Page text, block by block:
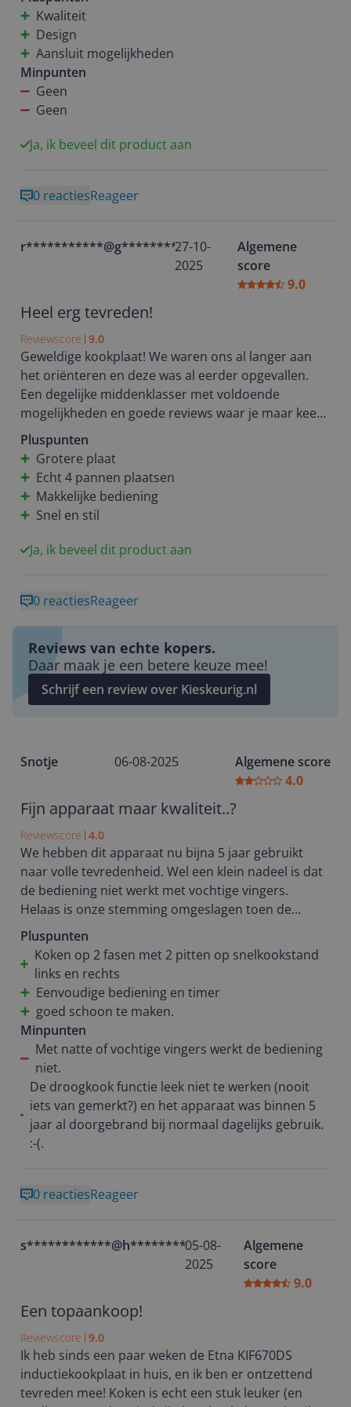
zin (of mogelijkheid) heeft om de meterkast te
verbouwen, is deze ETNA echt een aanrader. Hij
bewijst dat je ook op 220 volt prima inductie kunt
koken zonder in te leveren op comfort.
Kortom: praktisch, snel, stil en mooi. Precies wat ik
Kwaliteit
Design
Aansluit mogelijkheden
Minpunten
Geen
Geen
Ja, ik beveel dit product aan
0 reactiesReageer
r***********@g********27-10-
2025
Algemene
score
9.0
Heel erg tevreden!
Reviewscore 9.0
Geweldige kookplaat! We waren ons al langer aan
het oriënteren en deze was al eerder opgevallen.
Een degelijke middenklasser met voldoende
mogelijkheden en goede reviews waar je maar keek.
Na een prijsverlaging deze kookplaat aangeschaft en
sinds twee weken in gebruik. Toe nu toe lauter fijne
ervaringen! Stil, snel duidelijke handleiding en veel
gebruiksgemak. Het grootste voordeel voor ons is
de extra ruimte door de 70cm breedte. Het is nu
nisbreedte nog steeds maar 50 cm is. We zijn
eerder moeten doen.
Pluspunten
Grotere plaat
Echt 4 pannen plaatsen
Makkelijke bediening
Snel en stil
Ja, ik beveel dit product aan
0 reactiesReageer
Reviews van echte kopers.
Daar maak je een betere keuze mee!
Schrijf een review over Kieskeurig.nl
Snotje 06-08-2025
Algemene score
4.0
Fijn apparaat maar kwaliteit..?
Reviewscore 4.0
We hebben dit apparaat nu bijna 5 jaar gebruikt
naar volle tevredenheid. Wel een klein nadeel is dat
de bediening niet werkt met vochtige vingers.
Helaas is onze stemming omgeslagen toen de
kookplaat na bijna 5 jaar defect is geraakt. Er was
een steekvlam zichtbaar in het midden van de
kookplaat en het begon opeens vreselijk te stinken
naar verbrande electronica.. Al met al dus helaas
niet tevreden (zeker niet door water of slecht
onderhoud veroorzaakt). Wel hebben we nog
garantie (2 jaar fabrieksgarantie en 5 jaar na
registratie) dus hopelijk kunnen we binnenkort weer
koken.. Ik wacht wel al bijna 2 dagen op een belletje
van een monteur helaas en ondertussen mis je
natuurlijk wel je verder fijne kookplaat. Je mag toch
wel verwachten dat zo'n vrij duur product (524 euro
destijds) wel minimaal 10 a 15 jaar mee gaat bij
Pluspunten
Koken op 2 fasen met 2 pitten op snelkookstand
links en rechts
Eenvoudige bediening en timer
goed schoon te maken.
Minpunten
Met natte of vochtige vingers werkt de bediening
niet.
De droogkook functie leek niet te werken (nooit
iets van gemerkt?) en het apparaat was binnen 5
jaar al doorgebrand bij normaal dagelijks gebruik.
:-(.
0 reactiesReageer
s************@h**********05-08-
2025
Algemene
score
9.0
Een topaankoop!
Reviewscore 9.0
Ik heb sinds een paar weken de Etna KIF670DS
inductiekookplaat in huis, en ik ben er ontzettend
tevreden mee! Koken is echt een stuk leuker (en